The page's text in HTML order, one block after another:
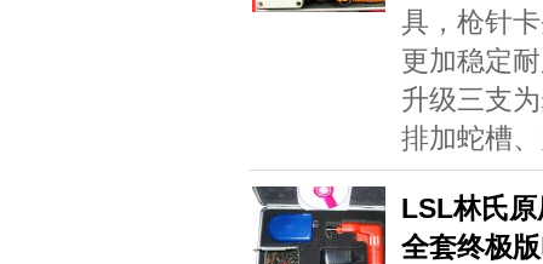
具，枪针
更加稳定
升级三支
排加蛇槽
LSL林氏
全套终极